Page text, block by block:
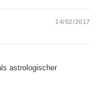
14/02/2017